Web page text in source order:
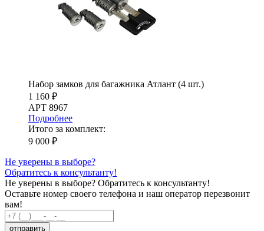
Набор замков для багажника Атлант (4 шт.)
1 160 ₽
АРТ 8967
Подробнее
Итого за комплект:
9 000 ₽
Не уверены в выборе?
Обратитесь к консультанту!
Не уверены в выборе? Обратитесь к консультанту!
Оставьте номер своего телефона и наш оператор перезвонит
вам!